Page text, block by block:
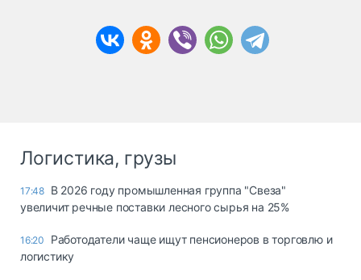
Логистика, грузы
17:48 В 2026 году промышленная группа "Свеза"
увеличит речные поставки лесного сырья на 25%
16:20
Работодатели чаще ищут пенсионеров в торговлю и
логистику